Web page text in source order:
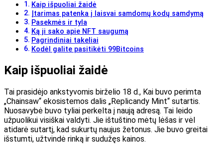
Kaip išpuoliai žaidė
Įtarimas patenka į laisvai samdomų kodų samdymą
Pasekmės ir tyla
Ką ji sako apie NFT saugumą
Pagrindiniai takeliai
Kodėl galite pasitikėti 99Bitcoins
Kaip išpuoliai žaidė
Tai prasidėjo ankstyvomis birželio 18 d., Kai buvo perimta
„Chainsaw“ ekosistemos dalis „Replicandy Mint“ sutartis.
Nuosavybė buvo tyliai perkelta į naują adresą. Tai leido
užpuolikui visiškai valdyti. Jie ištuštino mėtų lėšas ir vėl
atidarė sutartį, kad sukurtų naujus žetonus. Jie buvo greitai
išstumti, užtvindė rinką ir sudužęs kainos.